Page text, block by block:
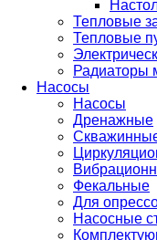
Тепловые
Тепловые
Радиаторы
Насосы
Насосы
Дренажные
Фекальные
Для
Насосные